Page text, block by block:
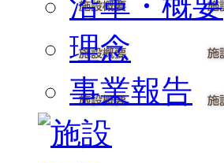
理念
事業報告